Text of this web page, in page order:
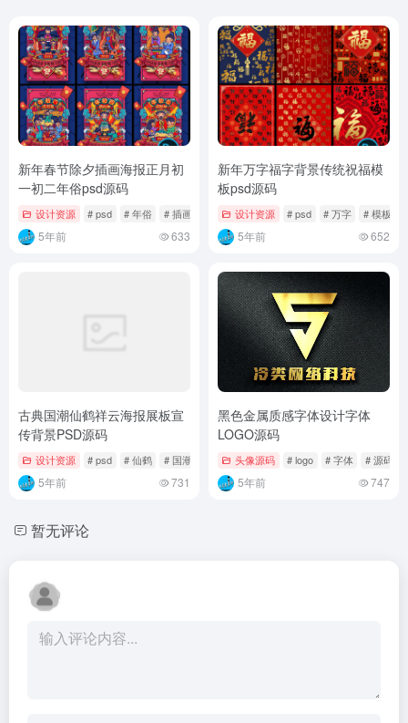
新年春节除夕插画海报正月初
一初二年俗psd源码
设计资源 # psd # 年俗 # 插画
5年前 633
新年万字福字背景传统祝福模
板psd源码
设计资源 # psd # 万字 # 模板
5年前 652
古典国潮仙鹤祥云海报展板宣
传背景PSD源码
设计资源 # psd # 仙鹤 # 国潮
5年前 731
黑色金属质感字体设计字体
LOGO源码
头像源码 # logo # 字体 # 源码
5年前 747
暂无评论